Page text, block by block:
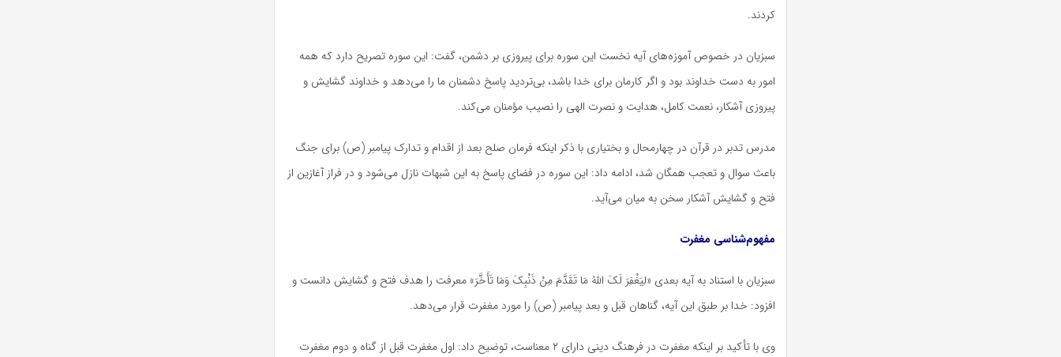
کردند.
سبزیان در خصوص آموزه‌های آیه نخست این سوره برای پیروزی بر دشمن، گفت: این سوره تصریح دارد که همه
امور به دست خداوند بود و اگر کارمان برای خدا باشد، بی‌تردید پاسخ دشمنان ما را می‌دهد و خداوند گشایش و
پیروزی آشکار، نعمت کامل، هدایت و نصرت الهی را نصیب مؤمنان می‌کند.
مدرس تدبر در قرآن در چهارمحال و بختیاری با ذکر اینکه فرمان صلح بعد از اقدام و تدارک پیامبر (ص) برای جنگ
باعث سوال و تعجب همگان شد، ادامه داد: این سوره در فضای پاسخ به این شبهات نازل می‌شود و در فراز آغازین از
فتح و گشایش آشکار سخن به میان می‌آید.
مفهوم‌شناسی مغفرت
سبزیان با استناد به آیه بعدی «لِیَغْفِرَ لَکَ اللَّهُ مَا تَقَدَّمَ مِنْ ذَنْبِکَ وَمَا تَأَخَّرَ» معرفت را هدف فتح و گشایش دانست و
افزود: خدا بر طبق این آیه، گناهان قبل و بعد پیامبر (ص) را مورد مغفرت قرار می‌دهد.
وی با تأکید بر اینکه مغفرت در فرهنگ دینی دارای ۲ معناست، توضیح داد: اول مغفرت قبل از گناه و دوم مغفرت